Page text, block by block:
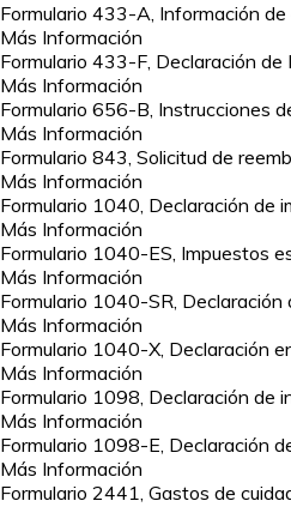
Formulario 433-A, Información
Más Información
Formulario 433-F, Declaración
Más Información
Formulario 656-B, Instrucciones
Más Información
Formulario 843, Solicitud de
Más Información
Formulario 1040, Declaración de
Más Información
Formulario 1040-ES, Impuestos
Más Información
Formulario 1040-SR,
Más Información
Formulario 1040-X, Declaración
Más Información
Formulario 1098, Declaración de
Más Información
Formulario 1098-E, Declaración
Más Información
Formulario 2441, Gastos de